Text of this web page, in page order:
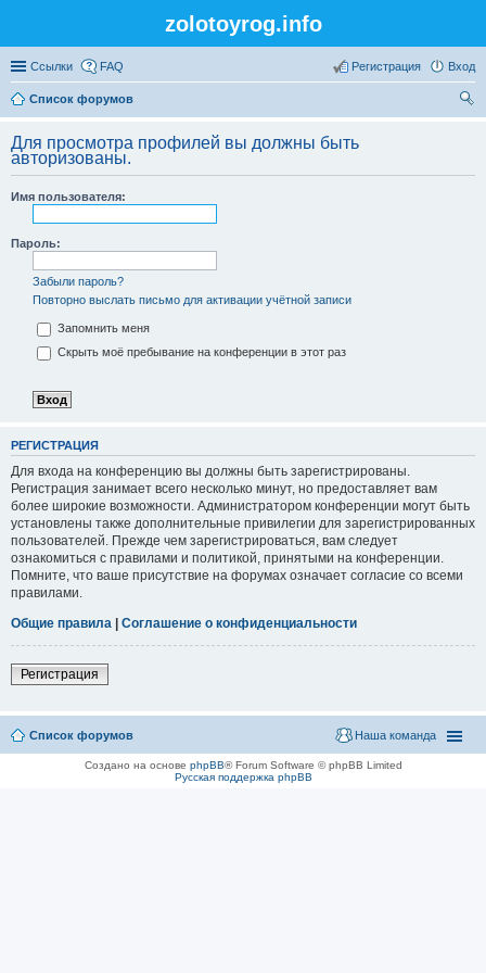
zolotoyrog.info
Ссылки FAQ Вход
Регистрация
Список форумов
Для просмотра профилей вы должны быть
авторизованы.
Имя пользователя:
Пароль:
Забыли пароль?
Повторно выслать письмо для активации учётной записи
Запомнить меня
Скрыть моё пребывание на конференции в этот раз
РЕГИСТРАЦИЯ
Для входа на конференцию вы должны быть зарегистрированы.
Регистрация занимает всего несколько минут, но предоставляет вам
более широкие возможности. Администратором конференции могут быть
установлены также дополнительные привилегии для зарегистрированных
пользователей. Прежде чем зарегистрироваться, вам следует
ознакомиться с правилами и политикой, принятыми на конференции.
Помните, что ваше присутствие на форумах означает согласие со всеми
правилами.
Общие правила | Соглашение о конфиденциальности
Регистрация
Список форумов Наша команда
Создано на основе phpBB® Forum Software © phpBB Limited
Русская поддержка phpBB